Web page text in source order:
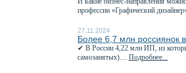
профессии «Графический
27.11.2024
Более 6,7 млн россиянок
✔ В России 4,22 млн ИП, из
самозанятых).... Подробнее...